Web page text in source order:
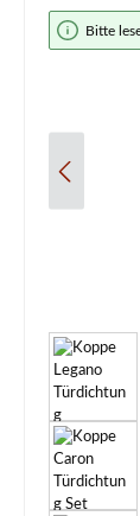
Bildergalerie
Bitte